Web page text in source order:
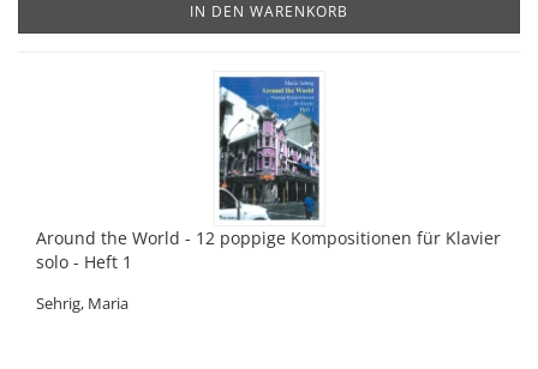
IN DEN WARENKORB
Around the World - 12 poppige Kompositionen für Klavier
solo - Heft 1
Sehrig, Maria